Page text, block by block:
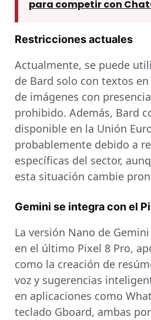
para competir con
Restricciones actuales
Actualmente, se puede
de Bard solo con textos
de imágenes con
prohibido. Además, Bard
disponible en la Unión
probablemente debido a
específicas del sector,
esta situación cambie
Gemini se integra con el
La versión Nano de
en el último Pixel 8 Pro,
como la creación de
voz y sugerencias
en aplicaciones como
teclado Gboard, ambas